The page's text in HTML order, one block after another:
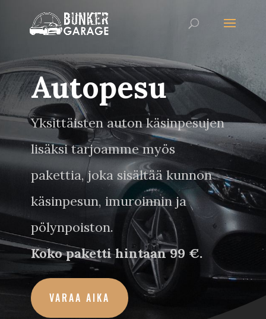
Autopesu
Yksittäisten auton käsinpesujen
lisäksi tarjoamme myös
pakettia, joka sisältää kunnon
käsinpesun, imuroinnin ja
pölynpoiston.
Koko paketti hintaan 99 €.
VARAA AIKA